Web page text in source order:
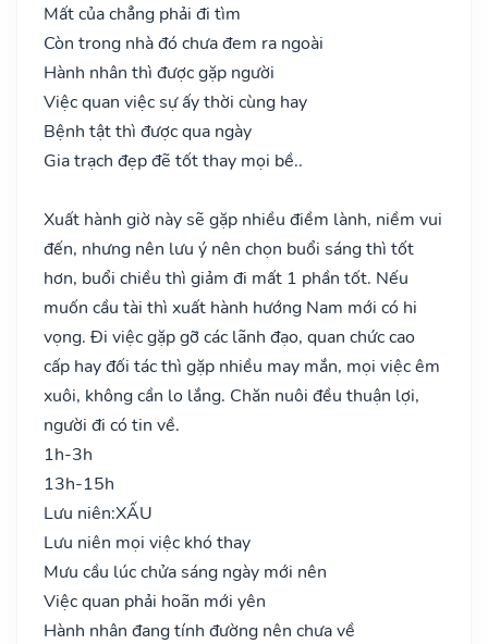
Mất của chẳng phải đi tìm
Còn trong nhà đó chưa đem ra ngoài
Hành nhân thì được gặp người
Việc quan việc sự ấy thời cùng hay
Bệnh tật thì được qua ngày
Gia trạch đẹp đẽ tốt thay mọi bề..
Xuất hành giờ này sẽ gặp nhiều điềm lành, niềm vui
đến, nhưng nên lưu ý nên chọn buổi sáng thì tốt
hơn, buổi chiều thì giảm đi mất 1 phần tốt. Nếu
muốn cầu tài thì xuất hành hướng Nam mới có hi
vọng. Đi việc gặp gỡ các lãnh đạo, quan chức cao
cấp hay đối tác thì gặp nhiều may mắn, mọi việc êm
xuôi, không cần lo lắng. Chăn nuôi đều thuận lợi,
người đi có tin về.
1h-3h
13h-15h
Lưu niên:XẤU
Lưu niên mọi việc khó thay
Mưu cầu lúc chửa sáng ngày mới nên
Việc quan phải hoãn mới yên
Hành nhân đang tính đường nên chưa về